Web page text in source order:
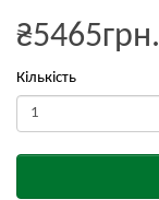
₴5465грн.
Кількість